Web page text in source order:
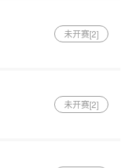
未开赛[2]
未开赛[2]